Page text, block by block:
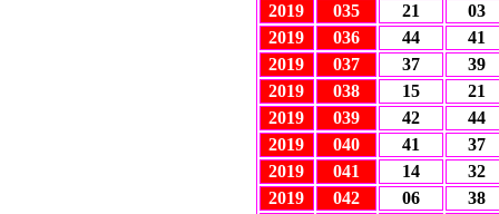
2019
035 21
03
2019
036 44
41
2019
037 37
39
2019
038 15
21
2019
039 42
44
2019
040 41
37
2019
041 14
32
2019
042 06
38